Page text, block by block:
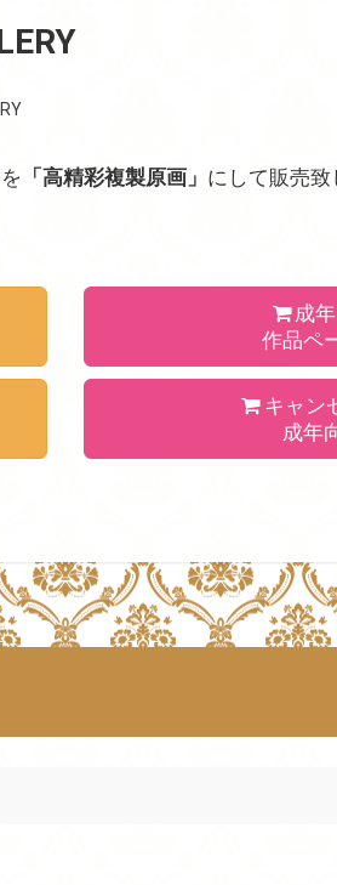
「高精彩複製原画」 にして販売
成
作品ペ
キャン
成年